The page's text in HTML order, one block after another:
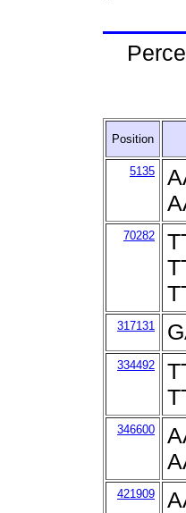
Position
5135
70282
317131
334492
346600
421909